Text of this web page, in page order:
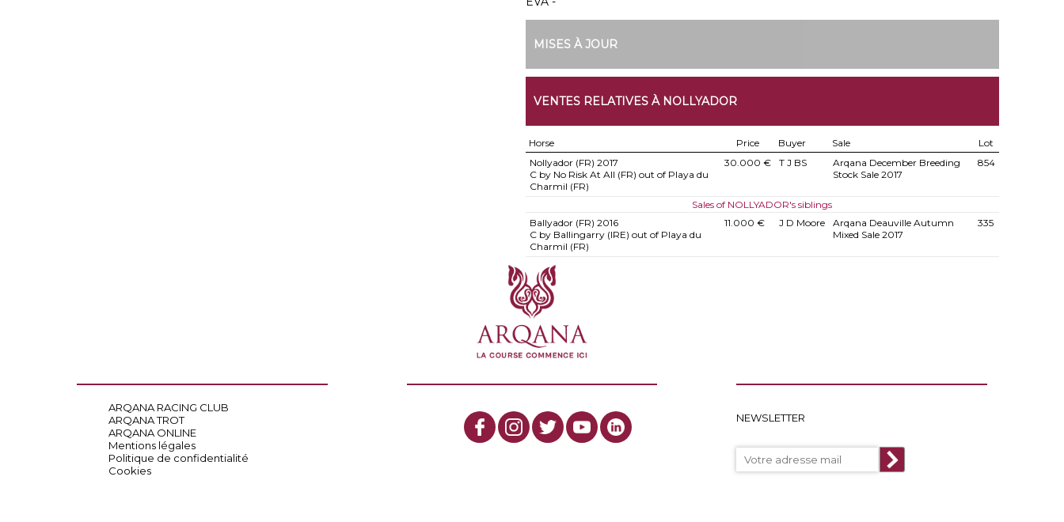
MISES À JOUR
VENTES RELATIVES À NOLLYADOR
Horse Price Buyer Sale
Lot
Nollyador (FR) 2017
C by No Risk At All (FR) out of Playa du
Charmil (FR)
30.000 € T J BS
Arqana December Breeding
Stock Sale 2017
854
Sales of NOLLYADOR's siblings
Ballyador (FR) 2016
C by Ballingarry (IRE) out of Playa du
Charmil (FR)
11.000 € J D Moore
Arqana Deauville Autumn
Mixed Sale 2017
335
ARQANA RACING CLUB
ARQANA TROT
ARQANA ONLINE
Mentions légales
Politique de confidentialité
Cookies
NEWSLETTER